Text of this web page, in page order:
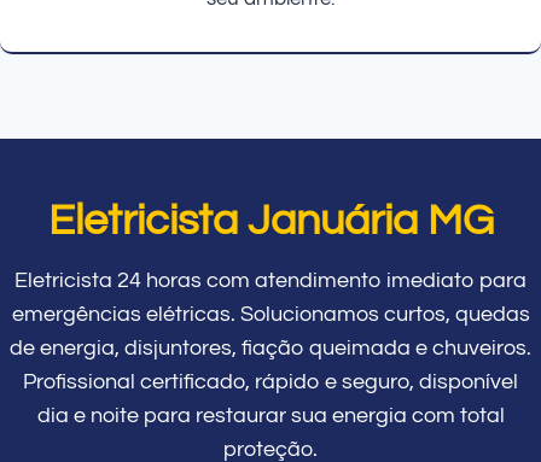
Eletricista Januária MG
Eletricista 24 horas com atendimento imediato para
emergências elétricas. Solucionamos curtos, quedas
de energia, disjuntores, fiação queimada e chuveiros.
Profissional certificado, rápido e seguro, disponível
dia e noite para restaurar sua energia com total
proteção.